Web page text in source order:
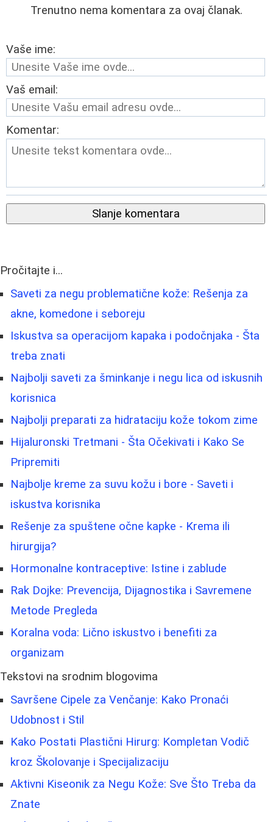
Trenutno nema komentara za ovaj članak.
Vaše ime:
Vaš email:
Komentar:
Slanje komentara
Pročitajte i...
Saveti za negu problematične kože: Rešenja za
akne, komedone i seboreju
Iskustva sa operacijom kapaka i podočnjaka - Šta
treba znati
Najbolji saveti za šminkanje i negu lica od iskusnih
korisnica
Najbolji preparati za hidrataciju kože tokom zime
Hijaluronski Tretmani - Šta Očekivati i Kako Se
Pripremiti
Najbolje kreme za suvu kožu i bore - Saveti i
iskustva korisnika
Rešenje za spuštene očne kapke - Krema ili
hirurgija?
Hormonalne kontraceptive: Istine i zablude
Rak Dojke: Prevencija, Dijagnostika i Savremene
Metode Pregleda
Koralna voda: Lično iskustvo i benefiti za
organizam
Tekstovi na srodnim blogovima
Savršene Cipele za Venčanje: Kako Pronaći
Udobnost i Stil
Kako Postati Plastični Hirurg: Kompletan Vodič
kroz Školovanje i Specijalizaciju
Aktivni Kiseonik za Negu Kože: Sve Što Treba da
Znate